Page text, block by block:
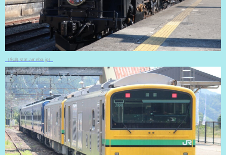
（出典 stat.ameba.jp）